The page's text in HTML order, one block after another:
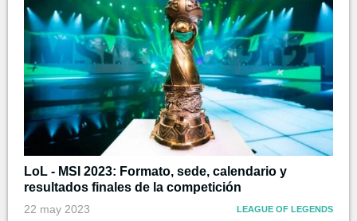
LoL - MSI 2023: Formato, sede, calendario y
resultados finales de la competición
22 may 2023 LEAGUE OF LEGENDS